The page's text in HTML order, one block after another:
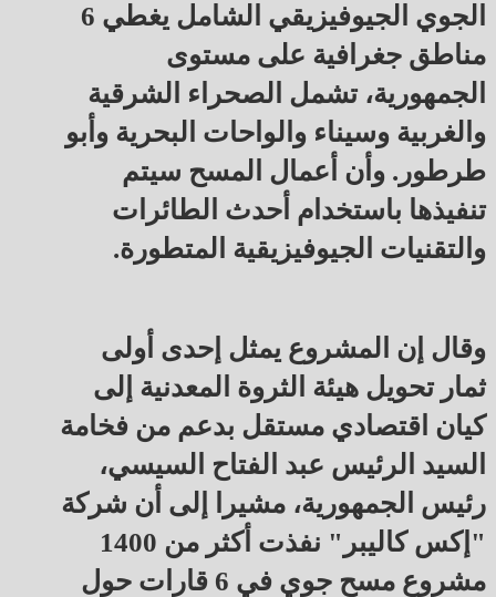
الجوي الجيوفيزيقي الشامل يغطي 6
مناطق جغرافية على مستوى
الجمهورية، تشمل الصحراء الشرقية
والغربية وسيناء والواحات البحرية وأبو
طرطور. وأن أعمال المسح سيتم
تنفيذها باستخدام أحدث الطائرات
والتقنيات الجيوفيزيقية المتطورة.
وقال إن المشروع يمثل إحدى أولى
ثمار تحويل هيئة الثروة المعدنية إلى
كيان اقتصادي مستقل بدعم من فخامة
السيد الرئيس عبد الفتاح السيسي،
رئيس الجمهورية، مشيرا إلى أن شركة
"إكس كاليبر" نفذت أكثر من 1400
مشروع مسح جوي في 6 قارات حول